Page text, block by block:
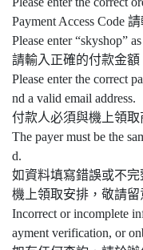
Payment Access Code
Please enter “skyshop”
請輸入正確的付款金
Please enter the correct
nd a valid email address.
付款人必須與機上領取
The payer must be the
d.
如資料填寫錯誤或不
機上領取安排，敬請留
Incorrect or incomplete
ayment verification, or